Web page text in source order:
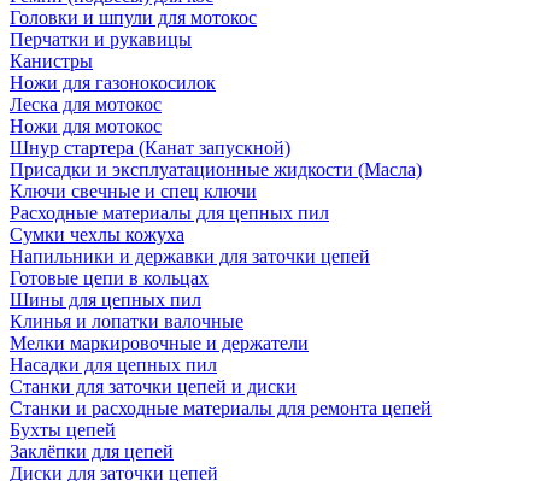
Головки и шпули для мотокос
Перчатки и рукавицы
Канистры
Ножи для газонокосилок
Леска для мотокос
Ножи для мотокос
Шнур стартера (Канат запускной)
Присадки и эксплуатационные жидкости (Масла)
Ключи свечные и спец ключи
Расходные материалы для цепных пил
Сумки чехлы кожуха
Напильники и державки для заточки цепей
Готовые цепи в кольцах
Шины для цепных пил
Клинья и лопатки валочные
Мелки маркировочные и держатели
Насадки для цепных пил
Станки для заточки цепей и диски
Станки и расходные материалы для ремонта цепей
Бухты цепей
Заклёпки для цепей
Диски для заточки цепей